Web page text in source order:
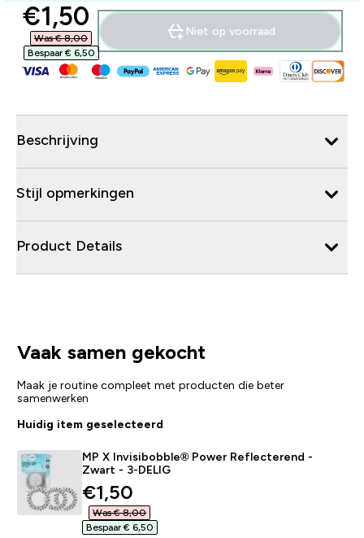
discounted price
€1,50‎
Was € 8,00‎
Bespaar € 6,50‎
Niet op voorraad
Beschrijving
Stijl opmerkingen
Product Details
Vaak samen gekocht
Maak je routine compleet met producten die beter
samenwerken
Huidig item geselecteerd
MP X Invisibobble® Power Reflecterend -
Zwart - 3-DELIG
discounted price
€1,50‎
Was € 8,00‎
Bespaar € 6,50‎